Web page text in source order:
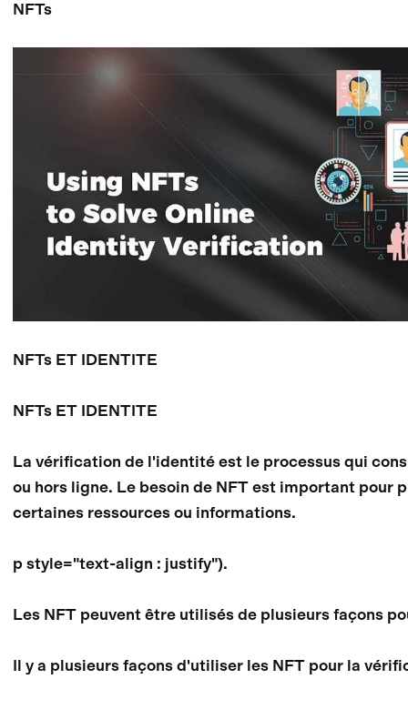
NFTs
NFTs ET IDENTITE
NFTs ET IDENTITE
La vérification de l'identité est le processus qui
ou hors ligne. Le besoin de NFT est important pour
certaines ressources ou informations.
p style="text-align : justify").
Les NFT peuvent être utilisés de plusieurs façons
Il y a plusieurs façons d'utiliser les NFT pour la